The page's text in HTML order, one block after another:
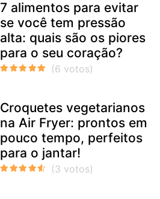
7 alimentos para evitar
se você tem pressão
alta: quais são os piores
para o seu coração?
Croquetes vegetarianos
na Air Fryer: prontos em
pouco tempo, perfeitos
para o jantar!